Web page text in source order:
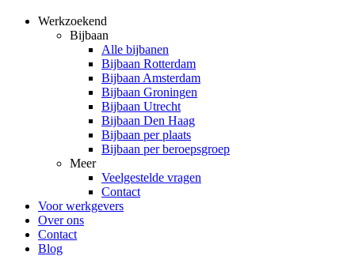
Werkzoekend
Bijbaan
Alle bijbanen
Bijbaan Rotterdam
Bijbaan Amsterdam
Bijbaan Groningen
Bijbaan Utrecht
Bijbaan Den Haag
Bijbaan per plaats
Bijbaan per beroepsgroep
Meer
Veelgestelde vragen
Contact
Voor werkgevers
Over ons
Contact
Blog